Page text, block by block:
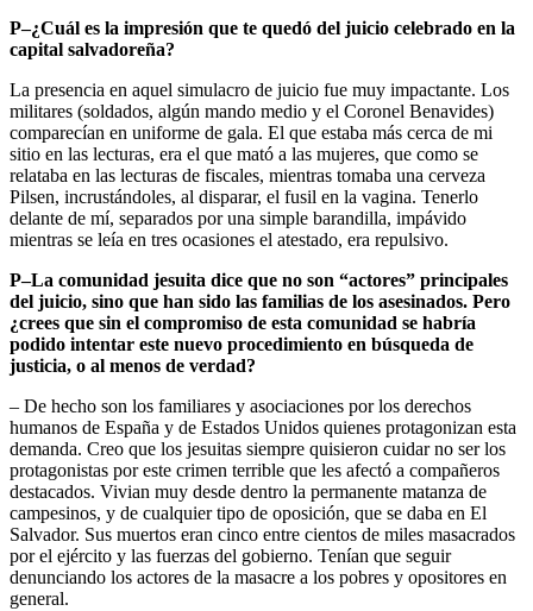
P–¿Cuál es la impresión que te quedó del juicio celebrado en la
capital salvadoreña?
La presencia en aquel simulacro de juicio fue muy impactante. Los
militares (soldados, algún mando medio y el Coronel Benavides)
comparecían en uniforme de gala. El que estaba más cerca de mi
sitio en las lecturas, era el que mató a las mujeres, que como se
relataba en las lecturas de fiscales, mientras tomaba una cerveza
Pilsen, incrustándoles, al disparar, el fusil en la vagina. Tenerlo
delante de mí, separados por una simple barandilla, impávido
mientras se leía en tres ocasiones el atestado, era repulsivo.
P–La comunidad jesuita dice que no son “actores” principales
del juicio, sino que han sido las familias de los asesinados. Pero
¿crees que sin el compromiso de esta comunidad se habría
podido intentar este nuevo procedimiento en búsqueda de
justicia, o al menos de verdad?
– De hecho son los familiares y asociaciones por los derechos
humanos de España y de Estados Unidos quienes protagonizan esta
demanda. Creo que los jesuitas siempre quisieron cuidar no ser los
protagonistas por este crimen terrible que les afectó a compañeros
destacados. Vivian muy desde dentro la permanente matanza de
campesinos, y de cualquier tipo de oposición, que se daba en El
Salvador. Sus muertos eran cinco entre cientos de miles masacrados
por el ejército y las fuerzas del gobierno. Tenían que seguir
denunciando los actores de la masacre a los pobres y opositores en
general.